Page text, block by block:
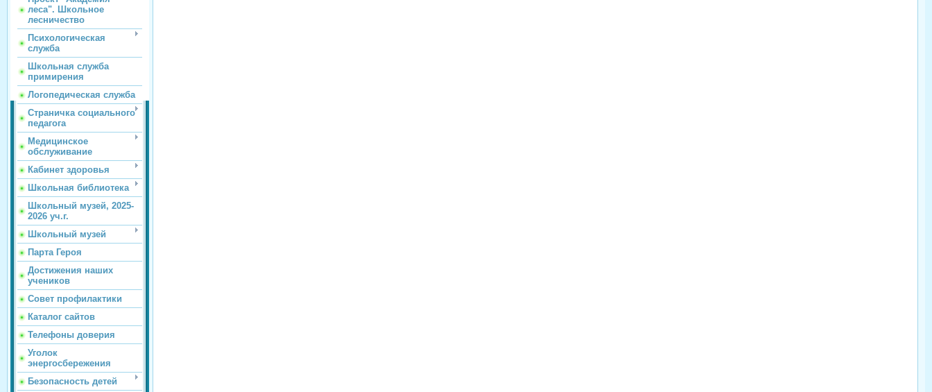
леса". Школьное
лесничество
Психологическая
служба
Школьная служба
примирения
Логопедическая служба
Страничка социального
педагога
Медицинское
обслуживание
Кабинет здоровья
Школьная библиотека
Школьный музей, 2025-
2026 уч.г.
Школьный музей
Парта Героя
Достижения наших
учеников
Совет профилактики
Каталог сайтов
Телефоны доверия
Уголок
энергосбережения
Безопасность детей